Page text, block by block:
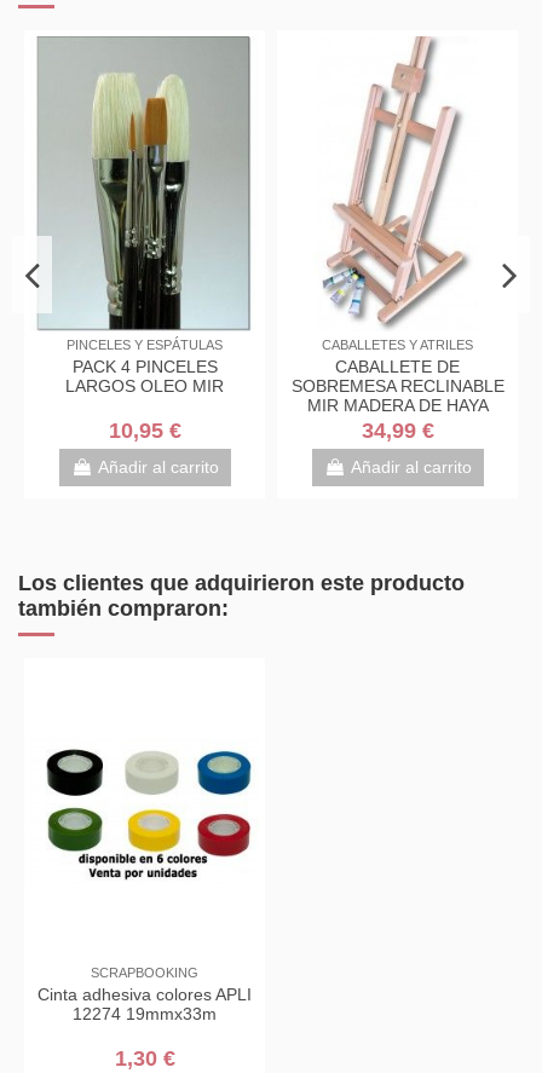
PINCELES Y ESPÁTULAS
PACK 4 PINCELES
LARGOS OLEO MIR
10,95 €
Añadir al carrito
CABALLETES Y ATRILES
CABALLETE DE
SOBREMESA RECLINABLE
MIR MADERA DE HAYA
34,99 €
Añadir al carrito
Los clientes que adquirieron este producto
también compraron:
SCRAPBOOKING
Cinta adhesiva colores APLI
12274 19mmx33m
1,30 €